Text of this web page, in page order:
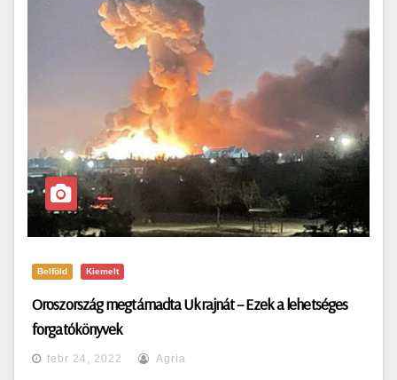
Belföld Kiemelt
Oroszország megtámadta Ukrajnát – Ezek a lehetséges
forgatókönyvek
febr 24, 2022 Agria